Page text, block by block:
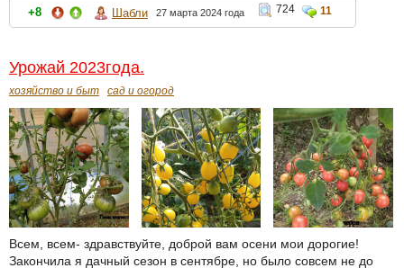
+8 Шабли 27 марта 2024 года 724 11
Урожай 2023года.
хозяйство и быт сад и огород
Всем, всем- здравствуйте, доброй вам осени мои дорогие!
Закончила я дачный сезон в сентябре, но было совсем не до